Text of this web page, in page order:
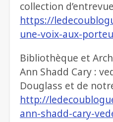
collection
https://
une-voix-aux-
Bibliothèque et
Ann Shadd Cary :
Douglass et de
http://
ann-shadd-cary-